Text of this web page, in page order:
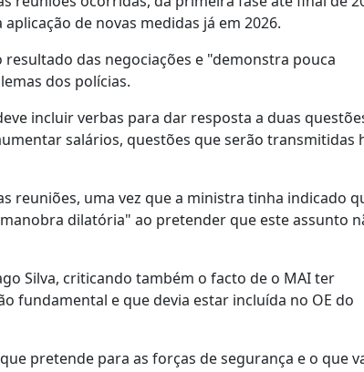
de novas medidas já em 2026.
das negociações e "demonstra pouca
dos polícias.
incluir verbas para dar resposta a duas
salários, questões que serão transmitidas
reuniões, uma vez que a ministra tinha indicado
dilatória" ao pretender que este assunto
Silva, criticando também o facto de o MAI ter
fundamental e que devia estar incluída no OE do
pretende para as forças de segurança e o que